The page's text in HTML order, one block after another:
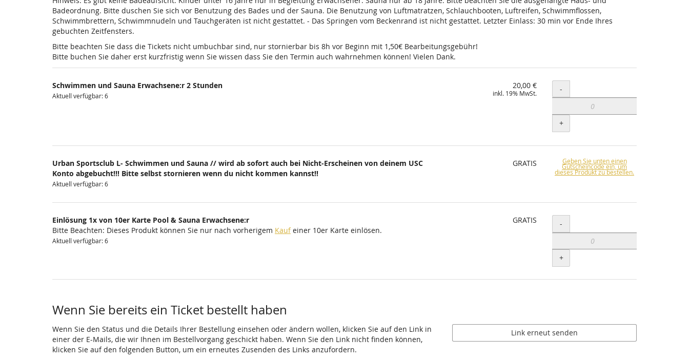
Badeordnung. Bitte duschen Sie sich vor Benutzung des Bades und der Sauna. Die Benutzung von Luftmatratzen, Schlauchbooten, Luftreifen, Schwimmflossen,
Schwimmbrettern, Schwimmnudeln und Tauchgeräten ist nicht gestattet. - Das Springen vom Beckenrand ist nicht gestattet. Letzter Einlass: 30 min vor Ende Ihres
gebuchten Zeitfensters.
Bitte beachten Sie dass die Tickets nicht umbuchbar sind, nur stornierbar bis 8h vor Beginn mit 1,50€ Bearbeitungsgebühr!
Bitte buchen Sie daher erst kurzfristig wenn Sie wissen dass Sie den Termin auch wahrnehmen können! Vielen Dank.
Schwimmen und Sauna Erwachsene:r 2 Stunden
Aktuell verfügbar: 6
20,00 €
inkl. 19% MwSt. Menge
-
+
Urban Sportsclub L- Schwimmen und Sauna // wird ab sofort auch bei Nicht-Erscheinen von deinem USC
Konto abgebucht!!! Bitte selbst stornieren wenn du nicht kommen kannst!!
Aktuell verfügbar: 6
GRATIS Geben Sie unten einen
Gutscheincode ein, um
dieses Produkt zu bestellen.
Einlösung 1x von 10er Karte Pool & Sauna Erwachsene:r
Bitte Beachten: Dieses Produkt können Sie nur nach vorherigem Kaufeiner 10er Karte einlösen.
Aktuell verfügbar: 6
GRATIS Menge
-
+
Wenn Sie bereits ein Ticket bestellt haben
Wenn Sie den Status und die Details Ihrer Bestellung einsehen oder ändern wollen, klicken Sie auf den Link in
einer der E-Mails, die wir Ihnen im Bestellvorgang geschickt haben. Wenn Sie den Link nicht finden können,
klicken Sie auf den folgenden Button, um ein erneutes Zusenden des Links anzufordern.
Link erneut senden